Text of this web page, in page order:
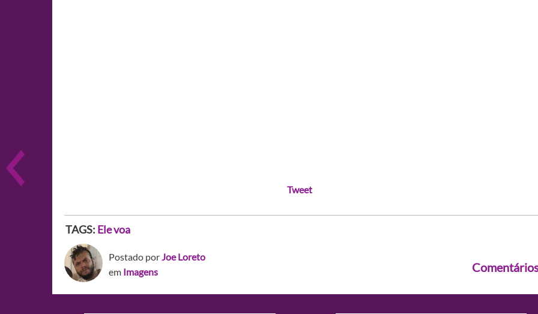
Tweet
TAGS: Ele voa
Postado porJoe Loreto
em Imagens